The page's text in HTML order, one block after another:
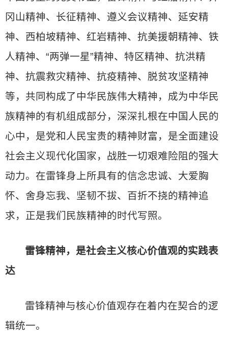
冈山精神、长征精神、遵义会议精神、延安精
神、西柏坡精神、红岩精神、抗美援朝精神、铁
人精神、“两弹一星”精神、特区精神、抗洪精
神、抗震救灾精神、抗疫精神、脱贫攻坚精神
等，共同构成了中华民族伟大精神，成为中华民
族精神的有机组成部分，深深扎根在中国人民的
心中，是党和人民宝贵的精神财富，是全面建设
社会主义现代化国家，战胜一切艰难险阻的强大
动力。在雷锋身上所具有的信念忠诚、大爱胸
怀、舍身忘我、坚韧不拔、百折不挠的精神追
求，正是我们民族精神的时代写照。
雷锋精神，是社会主义核心价值观的实践表
达
雷锋精神与核心价值观存在着内在契合的逻
辑统一。